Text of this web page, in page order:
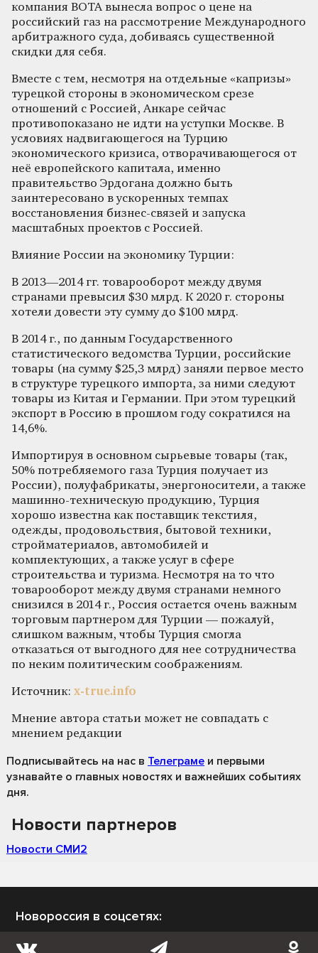
компания BOTA вынесла вопрос о цене на
российский газ на рассмотрение Международного
арбитражного суда, добиваясь существенной
скидки для себя.
Вместе с тем, несмотря на отдельные «капризы»
турецкой стороны в экономическом срезе
отношений с Россией, Анкаре сейчас
противопоказано не идти на уступки Москве. В
условиях надвигающегося на Турцию
экономического кризиса, отворачивающегося от
неё европейского капитала, именно
правительство Эрдогана должно быть
заинтересовано в ускоренных темпах
восстановления бизнес-связей и запуска
масштабных проектов с Россией.
Влияние России на экономику Турции:
В 2013—2014 гг. товарооборот между двумя
странами превысил $30 млрд. К 2020 г. стороны
хотели довести эту сумму до $100 млрд.
В 2014 г., по данным Государственного
статистического ведомства Турции, российские
товары (на сумму $25,3 млрд) заняли первое место
в структуре турецкого импорта, за ними следуют
товары из Китая и Германии. При этом турецкий
экспорт в Россию в прошлом году сократился на
14,6%.
Импортируя в основном сырьевые товары (так,
50% потребляемого газа Турция получает из
России), полуфабрикаты, энергоносители, а также
машинно-техническую продукцию, Турция
хорошо известна как поставщик текстиля,
одежды, продовольствия, бытовой техники,
стройматериалов, автомобилей и
комплектующих, а также услуг в сфере
строительства и туризма. Несмотря на то что
товарооборот между двумя странами немного
снизился в 2014 г., Россия остается очень важным
торговым партнером для Турции — пожалуй,
слишком важным, чтобы Турция смогла
отказаться от выгодного для нее сотрудничества
по неким политическим соображениям.
Источник: x-true.info
Мнение автора статьи может не совпадать с
мнением редакции
Подписывайтесь на нас в Телеграме и первыми
узнавайте о главных новостях и важнейших событиях
дня.
Новости партнеров
Новости СМИ2
Новороссия в соцсетях: